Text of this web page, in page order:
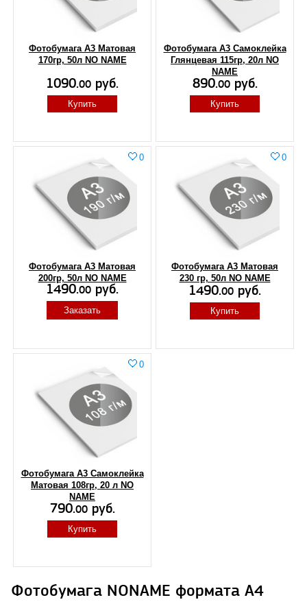
Фотобумага А3 Матовая
170гр, 50л NO NAME
1090.00 руб.
Купить
Фотобумага А3 Самоклейка
Глянцевая 115гр, 20л NO
NAME
890.00руб.
Купить
Фотобумага А3 Матовая
200гр, 50л NO NAME
0
1490.00 руб.
Заказать
Фотобумага А3 Матовая
230 гр, 50л NO NAME
0
1490.00 руб.
Купить
Фотобумага A3 Самоклейка
Матовая 108гр, 20 л NO
NAME
0
790.00руб.
Купить
Фотобумага NONAME формата A4